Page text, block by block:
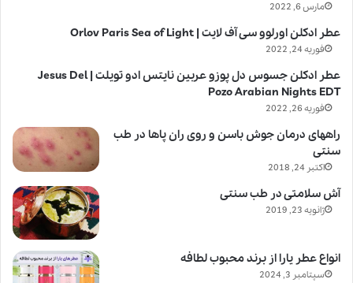
مارس 6, 2022
عطر ادکلن اورلوو سی آف لایت | Orlov Paris Sea of Light
فوریه 24, 2022
عطر ادکلن جسوس دل پوزو عربین نایتس ادو تویلت | Jesus Del
Pozo Arabian Nights EDT
فوریه 26, 2022
راههای درمان جوش باسن و روی ران پاها در طب
سنتی
اکتبر 24, 2018
آش سلامتی در طب سنتی
ژانویه 23, 2019
انواع عطر یارا از برند محبوب لطافه
سپتامبر 3, 2024